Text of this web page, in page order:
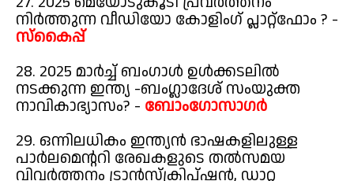
നിർത്തുന്ന വീഡിയോ കോളിംഗ് പ്ലാറ്റ്ഫോം ? -
സ്കൈപ്പ്
28. 2025 മാർച്ച് ബംഗാൾ ഉൾക്കടലിൽ
നടക്കുന്ന ഇന്ത്യ -ബംഗ്ലാദേശ് സംയുക്ത
നാവികാഭ്യാസം? - ബോംഗോസാഗർ
29. ഒന്നിലധികം ഇന്ത്യൻ ഭാഷകളിലുള്ള
പാർലമെന്ററി രേഖകളുടെ തൽസമയ
വിവർത്തനം ട്രാൻസ്ക്രിപ്ഷൻ, ഡാറ്റ